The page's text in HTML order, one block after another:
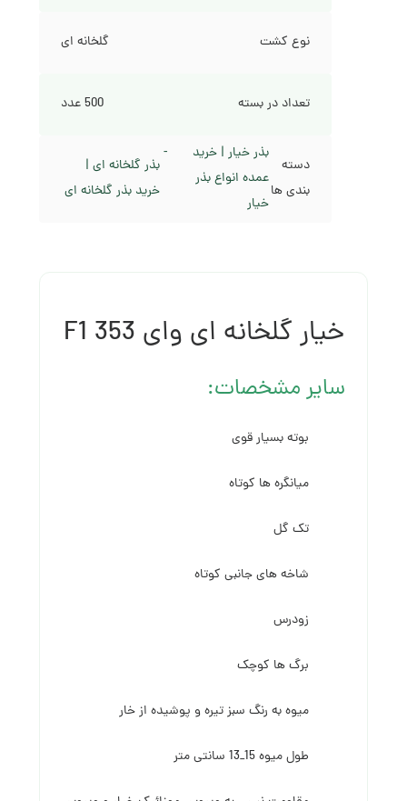
نوع کشت گلخانه ای
تعداد در بسته 500 عدد
دسته
بندی ها
بذر خیار | خرید
عمده انواع بذر
خیار
بذر گلخانه ای |
خرید بذر گلخانه ای
خیار گلخانه ای وای 353 F1
سایر مشخصات:
بوته بسیار قوی
میانگره ها کوتاه
تک گل
شاخه های جانبی کوتاه
زودرس
برگ ها کوچک
میوه به رنگ سبز تیره و پوشیده از خار
طول میوه 15_13 سانتی متر